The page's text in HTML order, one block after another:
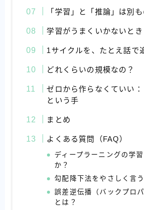
「学習」と「推論」は別も
学習がうまくいかないとき
1サイクルを、たとえ話で
どれくらいの規模なの？
ゼロから作らなくていい：
という手
まとめ
よくある質問（FAQ）
ディープラーニングの学
か？
勾配降下法をやさしく言
誤差逆伝播（バックプロ
とは？